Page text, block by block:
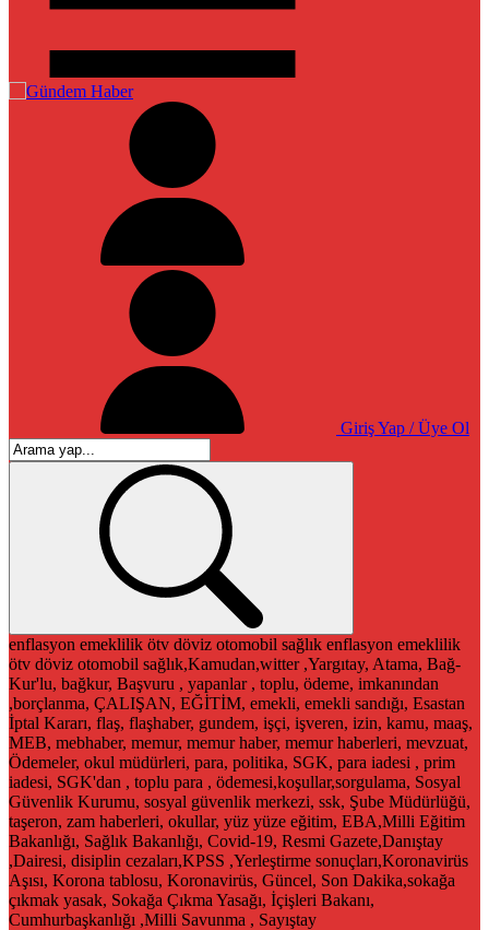
Giriş Yap / Üye Ol
enflasyon emeklilik ötv döviz otomobil sağlık enflasyon emeklilik
ötv döviz otomobil sağlık,Kamudan,witter ,Yargıtay, Atama, Bağ-
Kur'lu, bağkur, Başvuru , yapanlar , toplu, ödeme, imkanından
,borçlanma, ÇALIŞAN, EĞİTİM, emekli, emekli sandığı, Esastan
İptal Kararı, flaş, flaşhaber, gundem, işçi, işveren, izin, kamu, maaş,
MEB, mebhaber, memur, memur haber, memur haberleri, mevzuat,
Ödemeler, okul müdürleri, para, politika, SGK, para iadesi , prim
iadesi, SGK'dan , toplu para , ödemesi,koşullar,sorgulama, Sosyal
Güvenlik Kurumu, sosyal güvenlik merkezi, ssk, Şube Müdürlüğü,
taşeron, zam haberleri, okullar, yüz yüze eğitim, EBA,Milli Eğitim
Bakanlığı, Sağlık Bakanlığı, Covid-19, Resmi Gazete,Danıştay
,Dairesi, disiplin cezaları,KPSS ,Yerleştirme sonuçları,Koronavirüs
Aşısı, Korona tablosu, Koronavirüs, Güncel, Son Dakika,sokağa
çıkmak yasak, Sokağa Çıkma Yasağı, İçişleri Bakanı,
Cumhurbaşkanlığı ,Milli Savunma , Sayıştay